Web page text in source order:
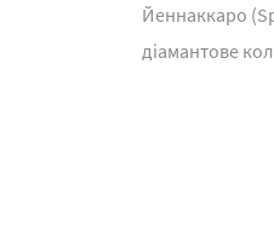
Йеннаккаро
діамантове